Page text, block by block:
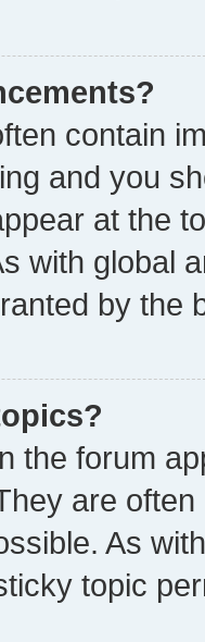
contain
and you
at the
with global
by the
the forum
are
As
topic